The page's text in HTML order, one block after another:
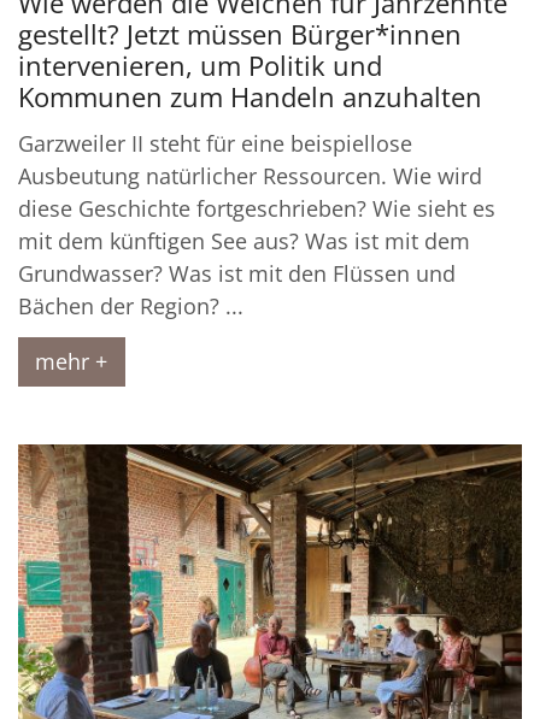
gestellt? Jetzt müssen Bürger*innen
intervenieren, um Politik und
Kommunen zum Handeln anzuhalten
Garzweiler II steht für eine beispiellose
Ausbeutung natürlicher Ressourcen. Wie wird
diese Geschichte fortgeschrieben? Wie sieht es
mit dem künftigen See aus? Was ist mit dem
Grundwasser? Was ist mit den Flüssen und
Bächen der Region? ...
mehr +